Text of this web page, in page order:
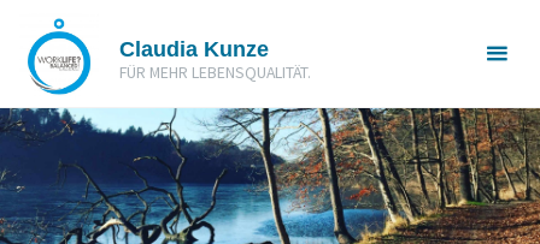
Inhalt
springen
Claudia Kunze
FÜR MEHR LEBENSQUALITÄT.